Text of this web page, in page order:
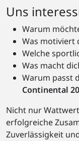
Uns
Warum
Was motiviert
Welche
Was macht
Warum passt
Continental
Nicht nur
erfolgreiche
Zuverlässigkeit